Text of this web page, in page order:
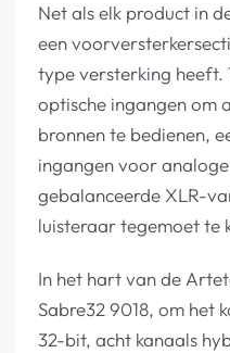
Net als elk product in
een
type versterking heeft.
optische ingangen om
bronnen te bedienen,
ingangen voor
gebalanceerde XLR-
luisteraar tegemoet te
In het hart van de
Sabre32 9018, om het
32-bit, acht kanaals